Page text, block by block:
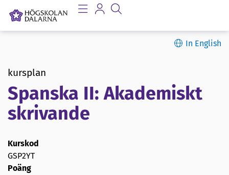
In English
kursplan
Spanska II: Akademiskt
skrivande
Kurskod
GSP2YT
Poäng